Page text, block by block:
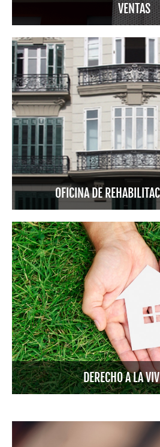
VENTAS
OFICINA DE
DERECHO A LA